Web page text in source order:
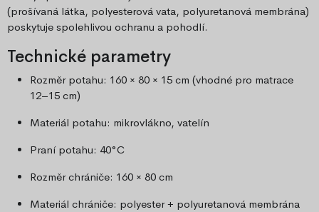
(prošívaná látka, polyesterová vata, polyuretanová membrána)
poskytuje spolehlivou ochranu a pohodlí.
Technické parametry
Rozměr potahu: 160 × 80 × 15 cm (vhodné pro matrace
12–15 cm)
Materiál potahu: mikrovlákno, vatelín
Praní potahu: 40°C
Rozměr chrániče: 160 × 80 cm
Materiál chrániče: polyester + polyuretanová membrána